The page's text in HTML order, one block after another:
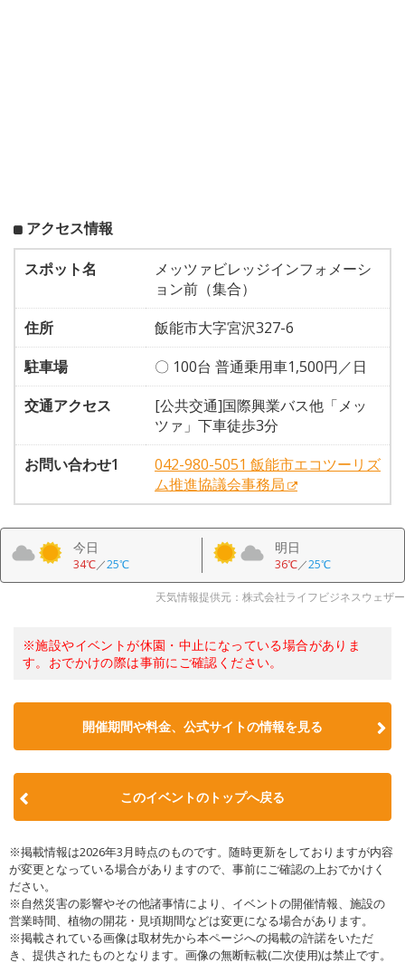
アクセス情報
スポット名
メッツァビレッジインフォメーシ
ョン前（集合）
住所
飯能市大字宮沢327-6
駐車場
〇 100台 普通乗用車1,500円／日
交通アクセス
[公共交通]国際興業バス他「メッ
ツァ」下車徒歩3分
お問い合わせ1
042-980-5051 飯能市エコツーリズ
ム推進協議会事務局
今日
34℃／25℃
明日
36℃／25℃
天気情報提供元：株式会社ライフビジネスウェザー
※施設やイベントが休園・中止になっている場合がありま
す。おでかけの際は事前にご確認ください。
開催期間や料金、公式サイトの情報を見る
このイベントのトップへ戻る
※掲載情報は2026年3月時点のものです。随時更新をしておりますが内容
が変更となっている場合がありますので、事前にご確認の上おでかけく
ださい。
※自然災害の影響やその他諸事情により、イベントの開催情報、施設の
営業時間、植物の開花・見頃期間などは変更になる場合があります。
※掲載されている画像は取材先から本ページへの掲載の許諾をいただ
き、提供されたものとなります。画像の無断転載(二次使用)は禁止です。